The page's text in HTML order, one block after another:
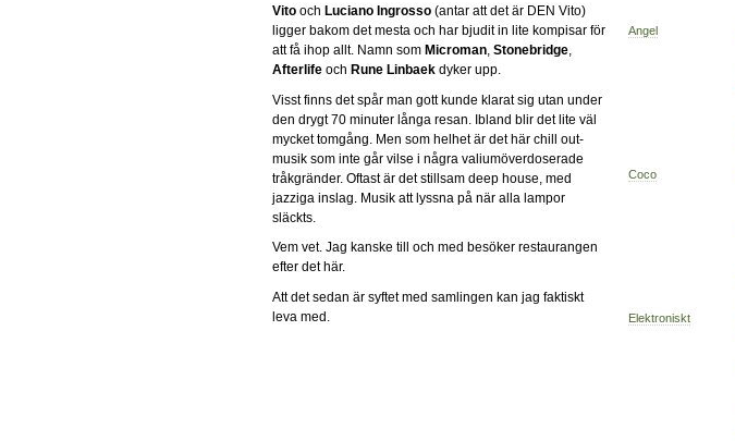
Angel
Coco
Elektroniskt
Vito och Luciano Ingrosso (antar att det är DEN Vito)
ligger bakom det mesta och har bjudit in lite kompisar för
att få ihop allt. Namn som Microman Stonebridge
Afterlife och Rune Linbaek dyker upp.
Visst finns det spår man gott kunde klarat sig utan under
den drygt 70 minuter långa resan. Ibland blir det lite väl
mycket tomgång. Men som helhet är det här chill out-
musik som inte går vilse i några valiumöverdoserade
tråkgränder. Oftast är det stillsam deep house, med
jazziga inslag. Musik att lyssna på när alla lampor
släckts.
Vem vet. Jag kanske till och med besöker restaurangen
efter det här.
Att det sedan är syftet med samlingen kan jag faktiskt
leva med.